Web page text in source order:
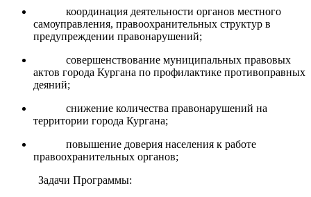
координация деятельности органов местного
самоуправления, правоохранительных структур в
предупреждении правонарушений;
совершенствование муниципальных правовых
актов города Кургана по профилактике противоправных
деяний;
снижение количества правонарушений на
территории города Кургана;
повышение доверия населения к работе
правоохранительных органов;
Задачи Программы: